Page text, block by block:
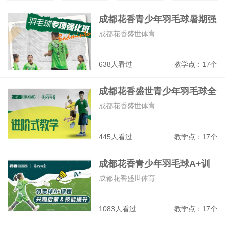
主持人 人际关系 形象礼仪 美术
成都花香青少年羽毛球暑期强
化走训营
638人看过 教学点：17个
成都花香盛世体育
成都花香盛世青少年羽毛球全
能战队班
445人看过 教学点：17个
成都花香盛世体育
成都花香青少年羽毛球A+训
练班
1083人看过 教学点：17个
成都花香盛世体育